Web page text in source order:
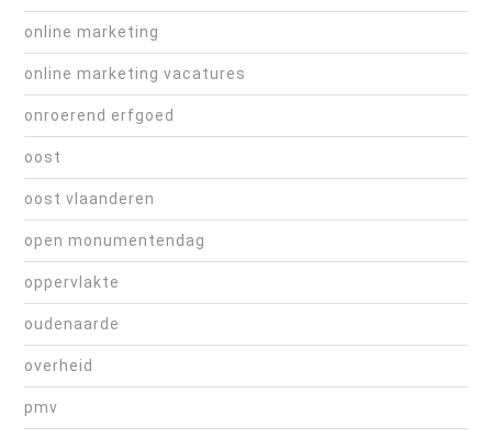
online marketing
online marketing vacatures
onroerend erfgoed
oost
oost vlaanderen
open monumentendag
oppervlakte
oudenaarde
overheid
pmv